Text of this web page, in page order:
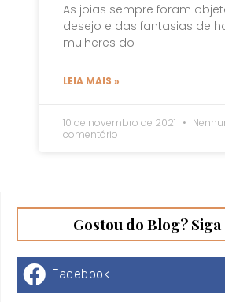
As joias sempre foram
desejo e das fantasias de
mulheres do
LEIA MAIS »
10 de novembro de 2021
comentário
Gostou do Blog?
Facebook